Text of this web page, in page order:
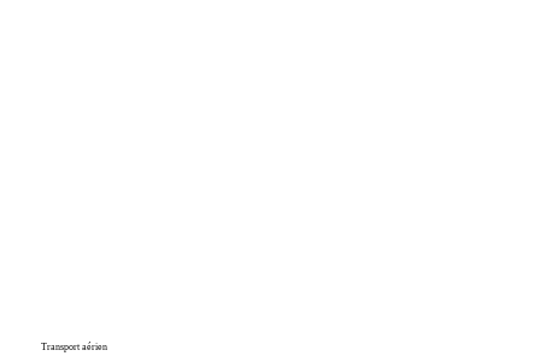
Transport aérien